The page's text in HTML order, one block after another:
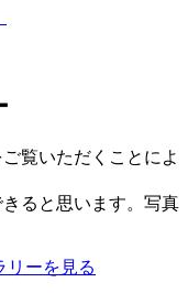
覧いただくことによ
ると思います。写真
リーを見る